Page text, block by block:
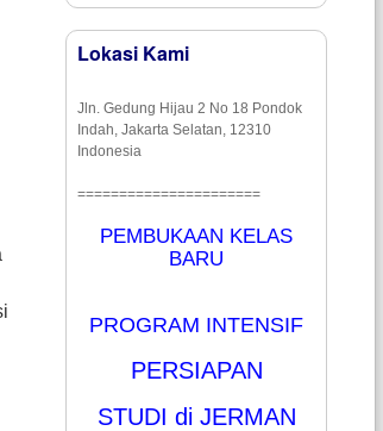
Lokasi Kami
Jln. Gedung Hijau 2 No 18 Pondok
Indah, Jakarta Selatan, 12310
Indonesia
======================
PEMBUKAAN KELAS
BARU
PROGRAM INTENSIF
PERSIAPAN
STUDI di JERMAN